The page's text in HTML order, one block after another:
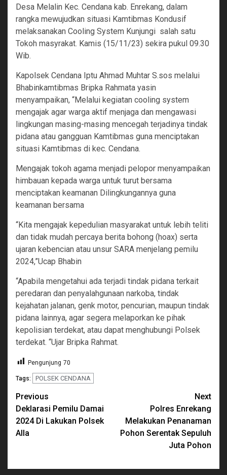
Desa Melalin Kec. Cendana kab. Enrekang, dalam
rangka mewujudkan situasi Kamtibmas Kondusif
melaksanakan Cooling System Kunjungi salah satu
Tokoh masyrakat. Kamis (15/11/23) sekira pukul 09.30
Wib.
Kapolsek Cendana Iptu Ahmad Muhtar S.sos melalui
Bhabinkamtibmas Bripka Rahmata yasin
menyampaikan, “Melalui kegiatan cooling system
mengajak agar warga aktif menjaga dan mengawasi
lingkungan masing-masing mencegah terjadinya tindak
pidana atau gangguan Kamtibmas guna menciptakan
situasi Kamtibmas di kec. Cendana.
Mengajak tokoh agama menjadi pelopor menyampaikan
himbauan kepada warga untuk turut bersama
menciptakan keamanan Dilingkungannya guna
keamanan bersama
“Kita mengajak kepedulian masyarakat untuk lebih teliti
dan tidak mudah percaya berita bohong (hoax) serta
ujaran kebencian atau unsur SARA menjelang pemilu
2024,”Ucap Bhabin
“Apabila mengetahui ada terjadi tindak pidana terkait
peredaran dan penyalahgunaan narkoba, tindak
kejahatan jalanan, genk motor, pencurian, maupun tindak
pidana lainnya, agar segera melaporkan ke pihak
kepolisian terdekat, atau dapat menghubungi Polsek
terdekat. “Ujar Bripka Rahmat.
Pengunjung 70
Tags: POLSEK CENDANA
Continue
Reading
Previous
Deklarasi Pemilu Damai
2024 Di Lakukan Polsek
Alla
Next
Polres Enrekang
Melakukan Penanaman
Pohon Serentak Sepuluh
Juta Pohon